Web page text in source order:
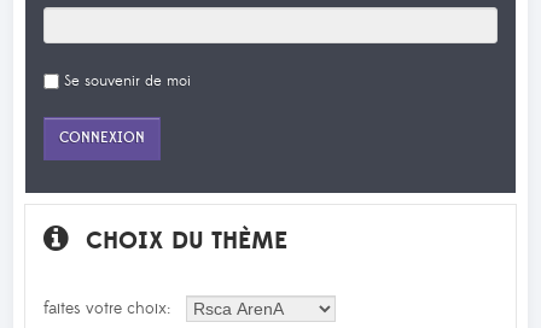
Se souvenir de moi
CHOIX DU THÈME
faites votre choix: